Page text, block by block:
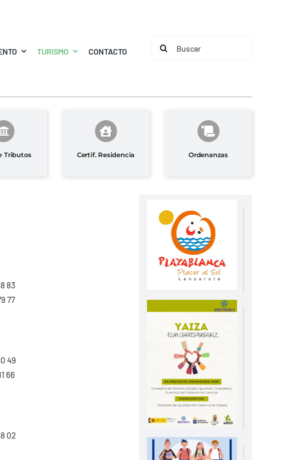
TURISMO CONTACTO
Buscar:
Tributos Certif. Residencia Ordenanzas
83
77
49
66
02